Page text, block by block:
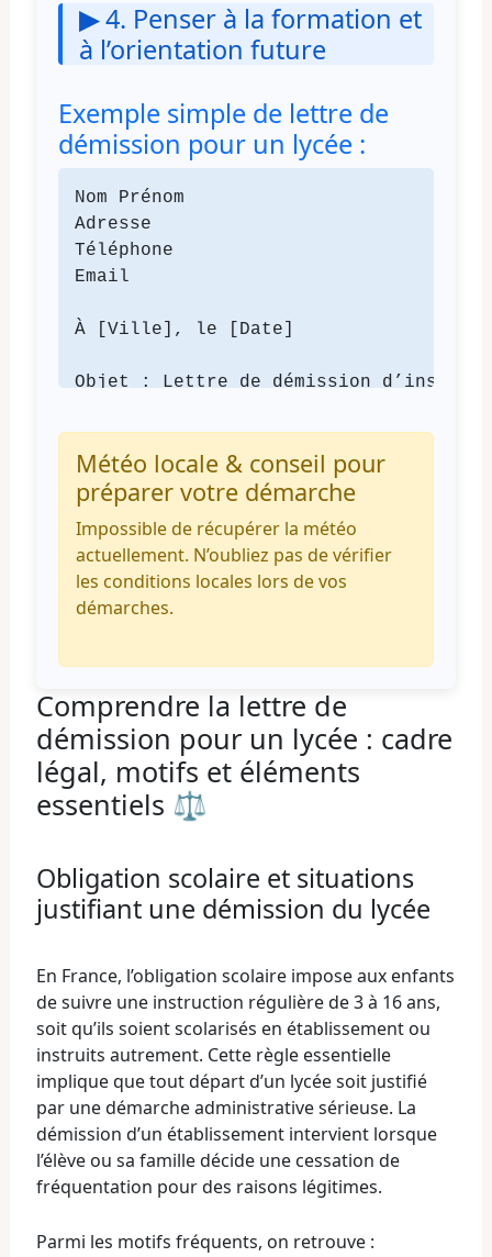
▶4. Penser à la formation et
à l’orientation future
Exemple simple de lettre de
démission pour un lycée :
Nom Prénom
Adresse
Téléphone
Email
À [Ville], le [Date]
Objet : Lettre de démission
Madame, Monsieur,
Par la présente, je vous informe de
Je vous remercie pour votre
Cordialement,
Météo locale & conseil pour
préparer votre démarche
Impossible de récupérer la météo
actuellement. N’oubliez pas de vérifier
les conditions locales lors de vos
démarches.
Comprendre la lettre de
démission pour un lycée : cadre
légal, motifs et éléments
essentiels ⚖
Obligation scolaire et situations
justifiant une démission du lycée
En France, l’obligation scolaire impose aux enfants
de suivre une instruction régulière de 3 à 16 ans,
soit qu’ils soient scolarisés en établissement ou
instruits autrement. Cette règle essentielle
implique que tout départ d’un lycée soit justifié
par une démarche administrative sérieuse. La
démission d’un établissement intervient lorsque
l’élève ou sa famille décide une cessation de
fréquentation pour des raisons légitimes.
Parmi les motifs fréquents, on retrouve :